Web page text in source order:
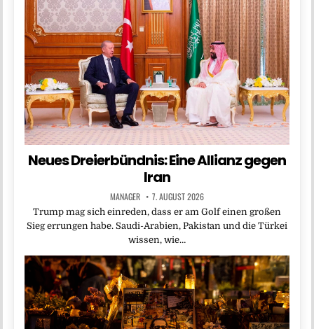
Neues Dreierbündnis: Eine Allianz gegen
Iran
MANAGER 7. AUGUST 2026
Trump mag sich einreden, dass er am Golf einen großen
Sieg errungen habe. Saudi-Arabien, Pakistan und die Türkei
wissen, wie…